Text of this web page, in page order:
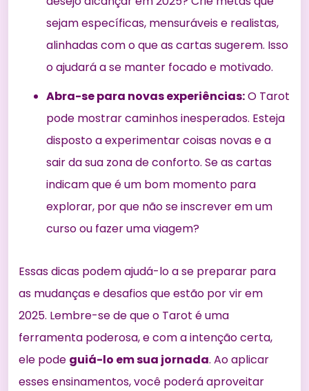
sejam específicas, mensuráveis e realistas,
alinhadas com o que as cartas sugerem. Isso
o ajudará a se manter focado e motivado.
Abra-se para novas experiências:O Tarot
pode mostrar caminhos inesperados. Esteja
disposto a experimentar coisas novas e a
sair da sua zona de conforto. Se as cartas
indicam que é um bom momento para
explorar, por que não se inscrever em um
curso ou fazer uma viagem?
Essas dicas podem ajudá-lo a se preparar para
as mudanças e desafios que estão por vir em
2025. Lembre-se de que o Tarot é uma
ferramenta poderosa, e com a intenção certa,
ele pode guiá-lo em sua jornada. Ao aplicar
esses ensinamentos, você poderá aproveitar